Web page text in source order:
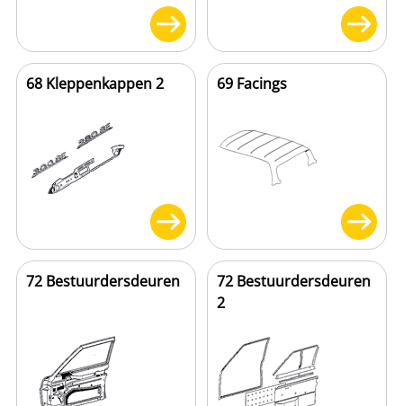
68 Kleppenkappen 2 69 Facings
72 Bestuurdersdeuren
72 Bestuurdersdeuren
2